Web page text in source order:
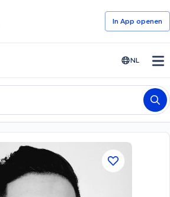
In App openen
NL